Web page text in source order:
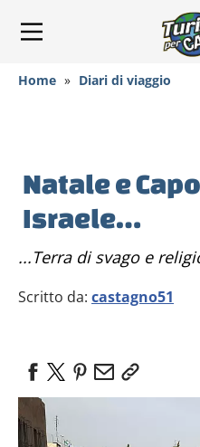
Home » Diari di viaggio
Natale e
Israele…
...terra di svago e
Scritto da: castagno51